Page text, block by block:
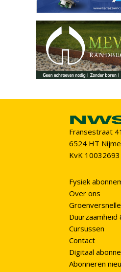
Fransestraat 41
6524 HT
KvK 10032693
Fysiek
Over ons
Duurzaamheid
Cursussen
Contact
Digitaal
Abonneren